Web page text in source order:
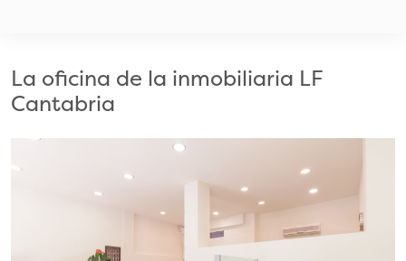
La oficina de la inmobiliaria LF
Cantabria